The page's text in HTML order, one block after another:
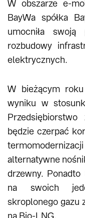
W obszarze e-
BayWa spółka
umocniła
rozbudowy
elektrycznych.
W bieżącym
wyniku w
będzie czerpać
alternatywne
drzewny.
na swoich
skroplonego gazu
na Bio-LNG.